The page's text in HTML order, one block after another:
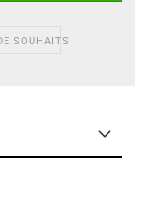
SOUHAITS